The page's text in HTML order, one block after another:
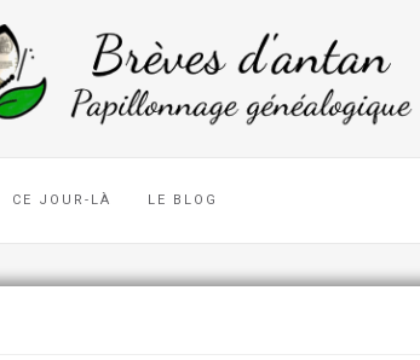
CE JOUR-LÀ LE BLOG